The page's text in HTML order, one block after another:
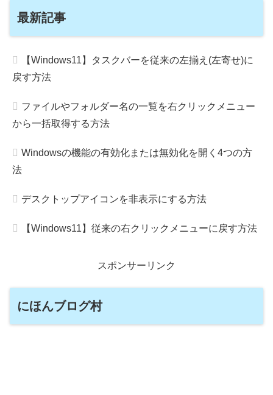
最新記事
【Windows11】タスクバーを従来の左揃え(左寄せ)に
戻す方法
ファイルやフォルダー名の一覧を右クリックメニュー
から一括取得する方法
Windowsの機能の有効化または無効化を開く4つの方
法
デスクトップアイコンを非表示にする方法
【Windows11】従来の右クリックメニューに戻す方法
スポンサーリンク
にほんブログ村